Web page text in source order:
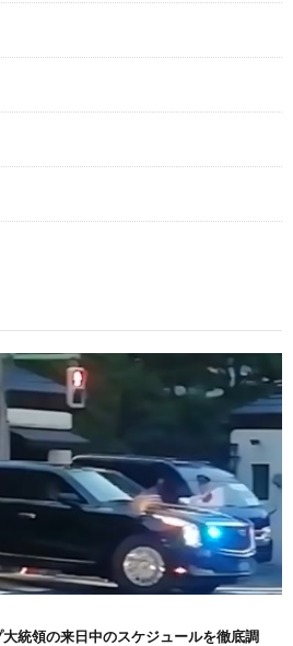
統領の来日中のスケジュールを徹底調